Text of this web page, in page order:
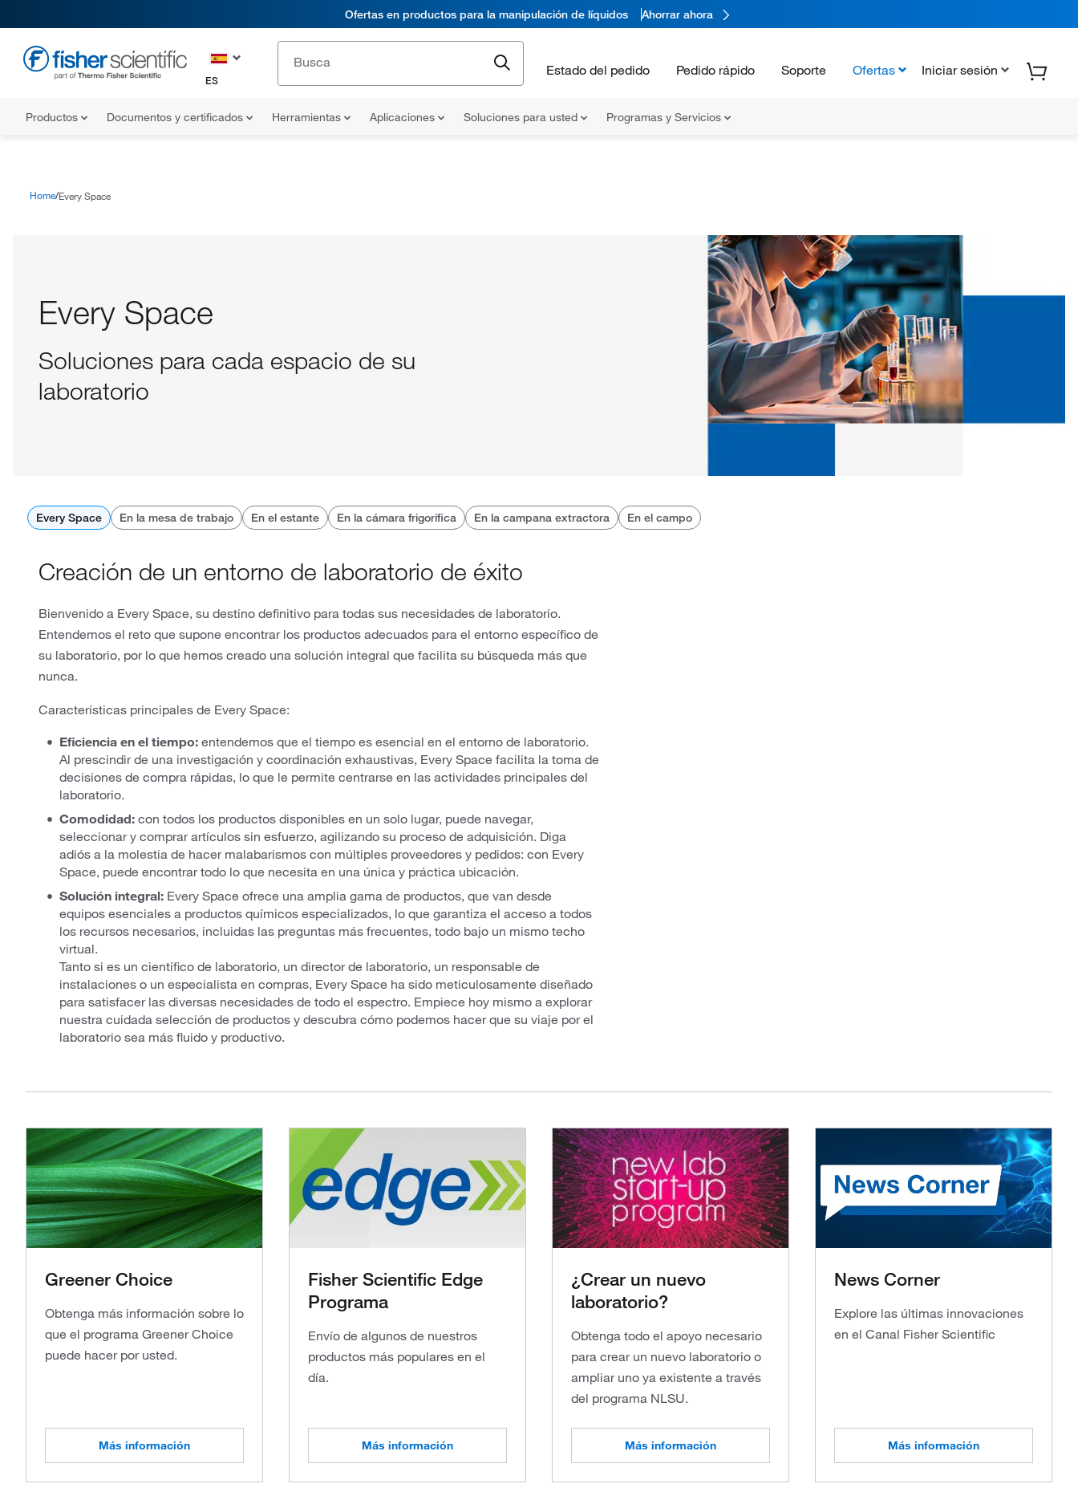
Ofertas en productos para la manipulación de líquidos Ahorrar ahora
ES
Estado del pedido Pedido rápido Soporte Ofertas Iniciar sesión
Productos Documentos y certificados Herramientas Aplicaciones Soluciones para usted Programas y Servicios
Home Every Space
Every Space
Soluciones para cada espacio de su
laboratorio
Every Space En la mesa de trabajo En el estante En la cámara frigorífica En la campana extractora En el campo
Creación de un entorno de laboratorio de éxito
Bienvenido a Every Space, su destino definitivo para todas sus necesidades de laboratorio.
Entendemos el reto que supone encontrar los productos adecuados para el entorno específico de
su laboratorio, por lo que hemos creado una solución integral que facilita su búsqueda más que
nunca.
Características principales de Every Space:
Eficiencia en el tiempo: entendemos que el tiempo es esencial en el entorno de laboratorio.
Al prescindir de una investigación y coordinación exhaustivas, Every Space facilita la toma de
decisiones de compra rápidas, lo que le permite centrarse en las actividades principales del
laboratorio.
Comodidad: con todos los productos disponibles en un solo lugar, puede navegar,
seleccionar y comprar artículos sin esfuerzo, agilizando su proceso de adquisición. Diga
adiós a la molestia de hacer malabarismos con múltiples proveedores y pedidos: con Every
Space, puede encontrar todo lo que necesita en una única y práctica ubicación.
Solución integral: Every Space ofrece una amplia gama de productos, que van desde
equipos esenciales a productos químicos especializados, lo que garantiza el acceso a todos
los recursos necesarios, incluidas las preguntas más frecuentes, todo bajo un mismo techo
virtual.
Tanto si es un científico de laboratorio, un director de laboratorio, un responsable de
instalaciones o un especialista en compras, Every Space ha sido meticulosamente diseñado
para satisfacer las diversas necesidades de todo el espectro. Empiece hoy mismo a explorar
nuestra cuidada selección de productos y descubra cómo podemos hacer que su viaje por el
laboratorio sea más fluido y productivo.
Greener Choice
Obtenga más información sobre lo
que el programa Greener Choice
puede hacer por usted.
Más información
Fisher Scientific Edge
Programa
Envío de algunos de nuestros
productos más populares en el
día.
Más información
¿Crear un nuevo
laboratorio?
Obtenga todo el apoyo necesario
para crear un nuevo laboratorio o
ampliar uno ya existente a través
del programa NLSU.
Más información
News Corner
Explore las últimas innovaciones
en el Canal Fisher Scientific
Más información